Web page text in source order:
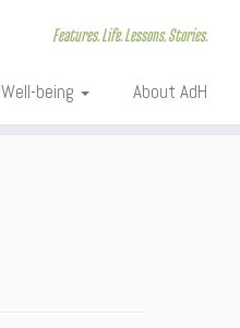
Features. Life. Lessons. Stories.
Well-being About AdH